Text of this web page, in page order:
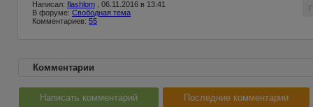
Написал: flashlom , 06.11.2016 в 13:41
В форуме: Свободная тема
Комментариев: 55
Комментарии
Написать комментарий Последние комментарии